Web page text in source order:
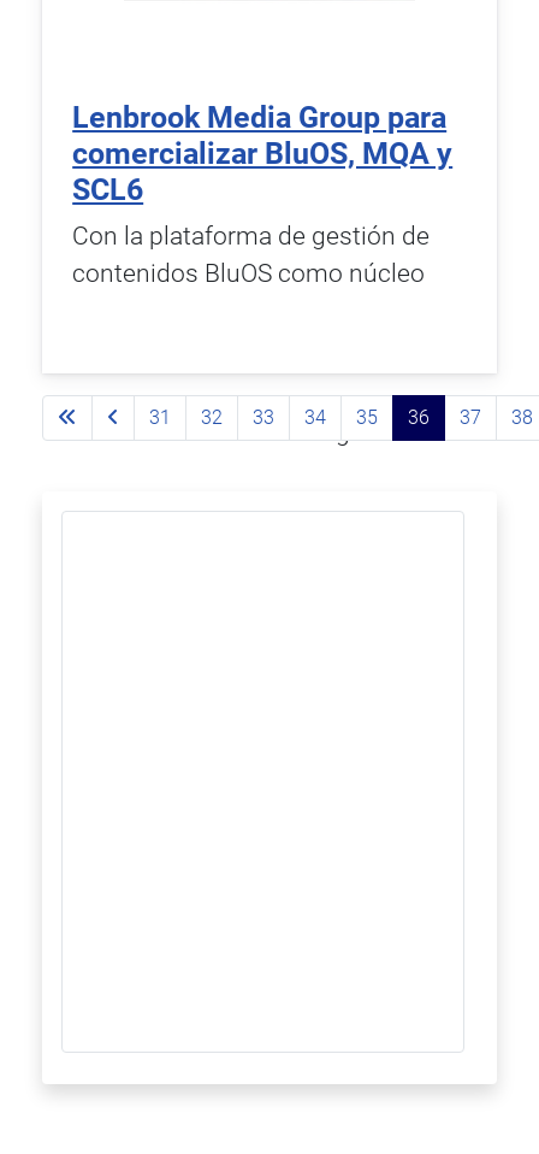
Lenbrook Media Group para
comercializar BluOS, MQA y
SCL6
Con la plataforma de gestión de
contenidos BluOS como núcleo
Página 36 de 93
31 32 33 34 35 36 37 38